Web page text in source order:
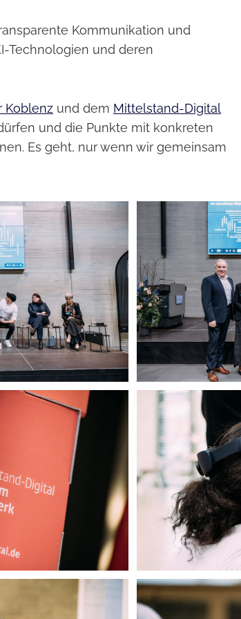
Kommunikation und
Technologien und deren
Koblenz und dem Mittelstand-Digital
und die Punkte mit konkreten
Es geht, nur wenn wir gemeinsam